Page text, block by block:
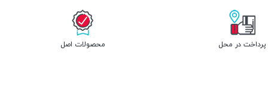
پرداخت در محل محصولات اصل